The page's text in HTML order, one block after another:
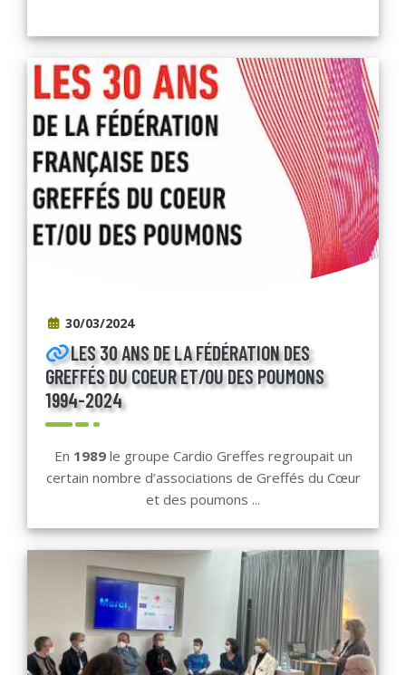
30/03/2024
LES 30 ANS DE LA FÉDÉRATION DES
GREFFÉS DU COEUR ET/OU DES POUMONS
1994-2024
En 1989le groupe Cardio Greffes regroupait un
certain nombre d’associations de Greffés du Cœur
et des poumons ...